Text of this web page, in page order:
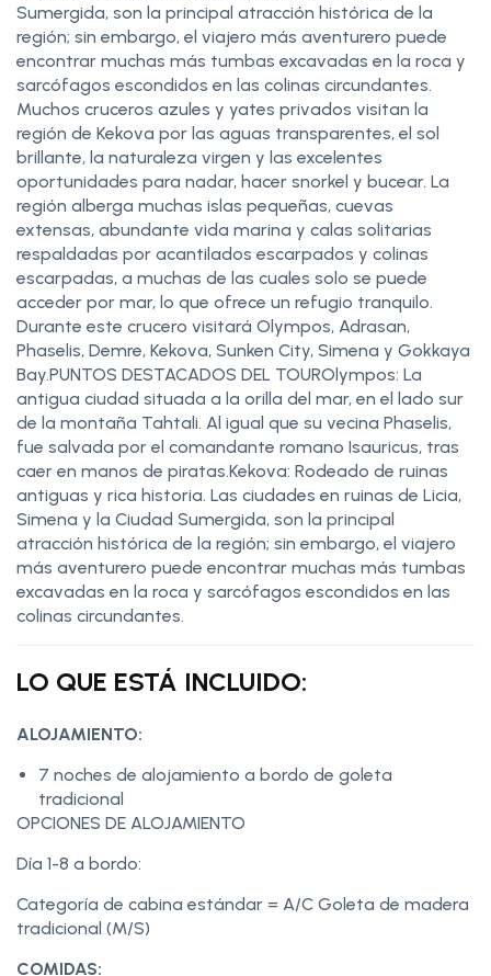
Sumergida, son la principal atracción histórica de la
región; sin embargo, el viajero más aventurero puede
encontrar muchas más tumbas excavadas en la roca y
sarcófagos escondidos en las colinas circundantes.
Muchos cruceros azules y yates privados visitan la
región de Kekova por las aguas transparentes, el sol
brillante, la naturaleza virgen y las excelentes
oportunidades para nadar, hacer snorkel y bucear. La
región alberga muchas islas pequeñas, cuevas
extensas, abundante vida marina y calas solitarias
respaldadas por acantilados escarpados y colinas
escarpadas, a muchas de las cuales solo se puede
acceder por mar, lo que ofrece un refugio tranquilo.
Durante este crucero visitará Olympos, Adrasan,
Phaselis, Demre, Kekova, Sunken City, Simena y Gokkaya
Bay.PUNTOS DESTACADOS DEL TOUROlympos: La
antigua ciudad situada a la orilla del mar, en el lado sur
de la montaña Tahtali. Al igual que su vecina Phaselis,
fue salvada por el comandante romano Isauricus, tras
caer en manos de piratas.Kekova: Rodeado de ruinas
antiguas y rica historia. Las ciudades en ruinas de Licia,
Simena y la Ciudad Sumergida, son la principal
atracción histórica de la región; sin embargo, el viajero
más aventurero puede encontrar muchas más tumbas
excavadas en la roca y sarcófagos escondidos en las
colinas circundantes.
LO QUE ESTÁ INCLUIDO:
ALOJAMIENTO:
7 noches de alojamiento a bordo de goleta
tradicional
OPCIONES DE ALOJAMIENTO
Día 1-8 a bordo:
Categoría de cabina estándar = A/C Goleta de madera
tradicional (M/S)
COMIDAS: